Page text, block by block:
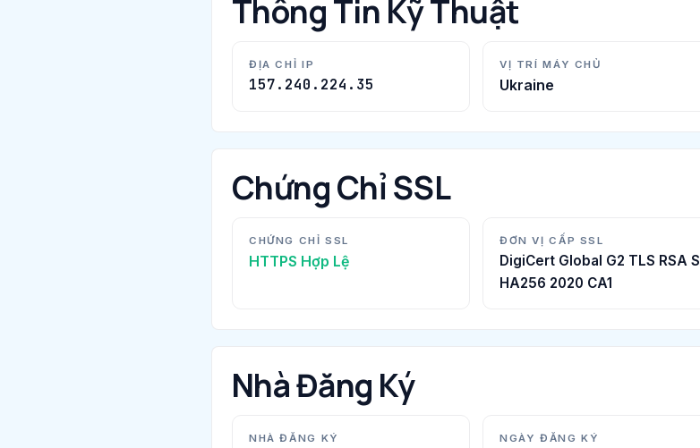
Thông Tin Kỹ Thuật
ĐỊA CHỈ IP
157.240.224.35
VỊ TRÍ MÁY CHỦ
Ukraine
Chứng Chỉ SSL
CHỨNG CHỈ SSL
HTTPS Hợp Lệ
ĐƠN VỊ CẤP SSL
DigiCert Global G2 TLS RSA S
HA256 2020 CA1
Nhà Đăng Ký
NHÀ ĐĂNG KÝ NGÀY ĐĂNG KÝ